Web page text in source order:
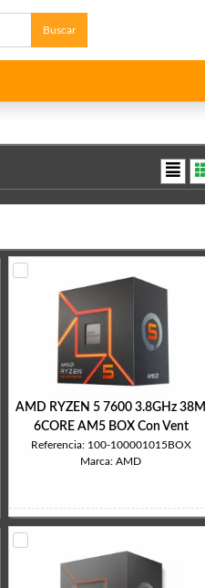
Buscar
AMD RYZEN 5 7600 3.8GHz 38M
6CORE AM5 BOX Con Vent
Referencia: 100-100001015BOX
Marca: AMD